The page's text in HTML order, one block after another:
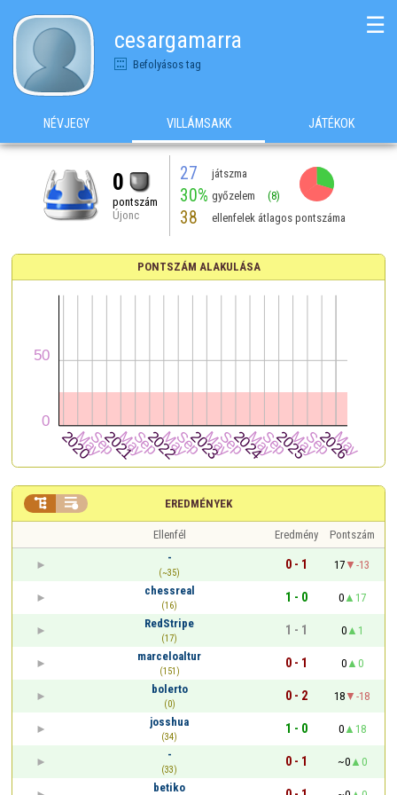
cesargamarra
Befolyásos tag
☰
NÉVJEGY VILLÁMSAKK JÁTÉKOK
0
pontszám
Újonc
27 játszma
30% győzelem (8)
38 ellenfelek átlagos pontszáma
PONTSZÁM ALAKULÁSA
EREDMÉNYEK
 
Ellenfél Eredmény
Pontszám
-
(~35)
0 - 1 17
-13
chessreal
(16)
1 - 0 0
17
RedStripe
(17)
1 - 1 0
1
marceloaltur
(151)
0 - 1 0
0
bolerto
(0)
0 - 2 18
-18
josshua
(34)
1 - 0 0
18
-
(33)
0 - 1 ~0
0
betiko